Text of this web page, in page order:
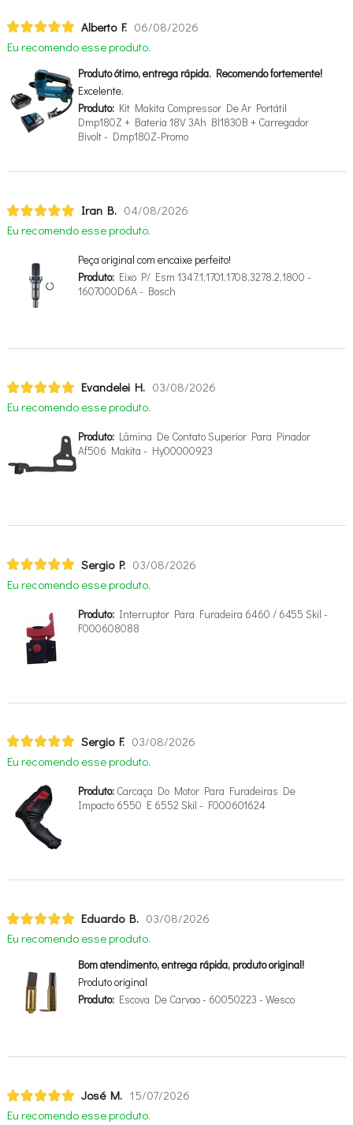
Alberto F. 06/08/2026
Eu recomendo esse produto.
Produto ótimo, entrega rápida. Recomendo fortemente!
Excelente.
Produto:Kit Makita Compressor De Ar Portátil
Dmp180Z + Bateria 18V 3Ah Bl1830B + Carregador
Bivolt - Dmp180Z-Promo
Iran B. 04/08/2026
Eu recomendo esse produto.
Peça original com encaixe perfeito!
Produto:Eixo P/ Esm 1347.1,1701,1708,3278.2,1800 -
1607000D6A - Bosch
Evandelei H. 03/08/2026
Eu recomendo esse produto.
Produto:Lâmina De Contato Superior Para Pinador
Af506 Makita - Hy00000923
Sergio P. 03/08/2026
Eu recomendo esse produto.
Produto:Interruptor Para Furadeira 6460 / 6455 Skil -
F000608088
Sergio F. 03/08/2026
Eu recomendo esse produto.
Produto:Carcaça Do Motor Para Furadeiras De
Impacto 6550 E 6552 Skil - F000601624
Eduardo B. 03/08/2026
Eu recomendo esse produto.
Bom atendimento, entrega rápida, produto original!
Produto original
Produto:Escova De Carvao - 60050223 - Wesco
José M. 15/07/2026
Eu recomendo esse produto.